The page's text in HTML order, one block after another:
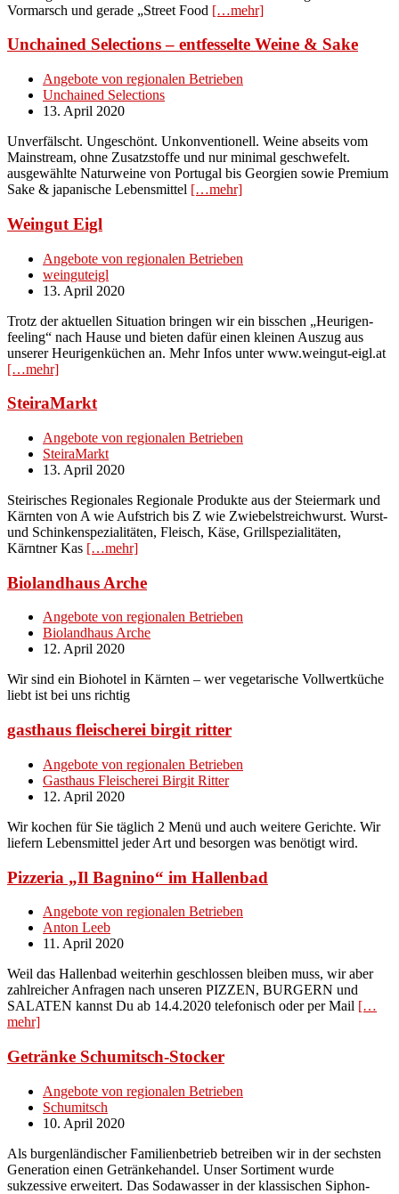
Vormarsch und gerade „Street Food […mehr]
Unchained Selections – entfesselte Weine & Sake
Angebote von regionalen Betrieben
Unchained Selections
13. April 2020
Unverfälscht. Ungeschönt. Unkonventionell. Weine abseits vom
Mainstream, ohne Zusatzstoffe und nur minimal geschwefelt.
ausgewählte Naturweine von Portugal bis Georgien sowie Premium
Sake & japanische Lebensmittel […mehr]
Weingut Eigl
Angebote von regionalen Betrieben
weinguteigl
13. April 2020
Trotz der aktuellen Situation bringen wir ein bisschen „Heurigen-
feeling“ nach Hause und bieten dafür einen kleinen Auszug aus
unserer Heurigenküchen an. Mehr Infos unter www.weingut-eigl.at
[…mehr]
SteiraMarkt
Angebote von regionalen Betrieben
SteiraMarkt
13. April 2020
Steirisches Regionales Regionale Produkte aus der Steiermark und
Kärnten von A wie Aufstrich bis Z wie Zwiebelstreichwurst. Wurst-
und Schinkenspezialitäten, Fleisch, Käse, Grillspezialitäten,
Kärntner Kas […mehr]
Biolandhaus Arche
Angebote von regionalen Betrieben
Biolandhaus Arche
12. April 2020
Wir sind ein Biohotel in Kärnten – wer vegetarische Vollwertküche
liebt ist bei uns richtig
gasthaus fleischerei birgit ritter
Angebote von regionalen Betrieben
Gasthaus Fleischerei Birgit Ritter
12. April 2020
Wir kochen für Sie täglich 2 Menü und auch weitere Gerichte. Wir
liefern Lebensmittel jeder Art und besorgen was benötigt wird.
Pizzeria „Il Bagnino“ im Hallenbad
Angebote von regionalen Betrieben
Anton Leeb
11. April 2020
Weil das Hallenbad weiterhin geschlossen bleiben muss, wir aber
zahlreicher Anfragen nach unseren PIZZEN, BURGERN und
SALATEN kannst Du ab 14.4.2020 telefonisch oder per Mail […
mehr]
Getränke Schumitsch-Stocker
Angebote von regionalen Betrieben
Schumitsch
10. April 2020
Als burgenländischer Familienbetrieb betreiben wir in der sechsten
Generation einen Getränkehandel. Unser Sortiment wurde
sukzessive erweitert. Das Sodawasser in der klassischen Siphon-